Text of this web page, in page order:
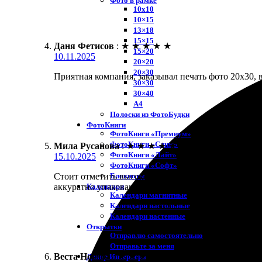
10х10
10×15
13×18
15×15
15×20
20×20
20×30
30×30
30×40
A4
Полоски из ФотоБудки
ФотоКниги
ФотоКниги «Премиум»
ФотоКниги «Слим»
ФотоКниги «Лайт»
ФотоКниги «Софт»
Блокноты
Календари
Календари магнитные
Календари настольные
Календари настенные
Открытки
Отправлю самостоятельно
Отправьте за меня
Декор Интерьера
Даня Фетисов : ★ ★ ★ ★ ★
10.11.2025
Приятная компания, заказывал печать фото 20х30,
Мила Русанова : ★ ★ ★ ★ ★
15.10.2025
Стоит отметить высокое качество печати.
аккуратно упаковано. Сервис порадовал
Веста Носова : ★ ★ ★